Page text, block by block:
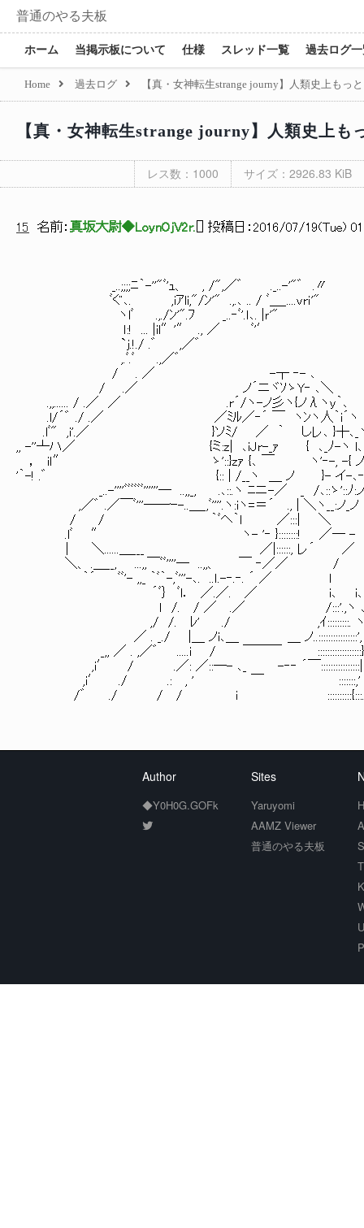
普通のやる夫板
ホーム 当掲示板について 仕様 スレッド一覧 過去ログ
Home 過去ログ 【真・女神転生strange journy】人類史上もっ
【真・女神転生strange journy】人類史上
レス数：1000 サイズ：2926.83 KiB
15 名前： 真坂大尉◆LoynOjV2r. ] 投稿日： 2016/07/19(Tue)
_..;;;;ﾆ｀-''"ﾞ'ｭ、 , /",／゛ ._..-'"゛ .〃
ﾞぐ､. ,iｱli,"/ﾝ'" .,.､ .. / ﾞ＿_....vrｉ'" .,..
ヽlﾞ .,./ﾝ'".ﾌ _..‐ﾞ'.ｌ､. |ｒ'" |, .ｌ ＿
ｌ:! ... |il″'″ ., ／ ﾞ'′ ゝ｀-｀-
`j.!./ .゛ ,／
,.ﾞ.ﾞ .,／゛ |
/ . ／ -┬ ‐- ､ ＿| ＼/＼/
/ .／ ノ´ニヾｿ
.,,...... / .／ ／ .r´/ヽ-ノ彡ヽ{ノλヽy
.l/´゛ ./ .／ ／ﾐﾙ／‐´ ￣ ヽﾝ
.lﾞ" ,i'.／ }ソﾐ/ ／ ｀ しレ､ }┼､_ヽ /
,, -''┴ハ／ {ミ:z| ､iJr-_ｧ { ､_ﾉ
， iｌ″ ゝ'::}zｧ {､ ￣ ヽ'‐-,
'｀-! .゛ {:: | /__ヽ ＿ ノ }- イ
_..-''''ﾞﾞﾞﾞﾞﾞ''''''― ..,,_, .､::.ヽ ﾆニ-／ _ /､::
,／゛ .／￣ﾞ'''――ｰ-..＿_,ﾞ''''.ヽ:iヽ=＝´ ., | ＼ヽ
/ / ｀ﾞヘ｀l ／:::| ＼ / ./
.lﾞ ″ ヽ- '‐ }::::::::! ／─ - ､ __.
│ ＼......＿___ ／|::::::, レ´
＼、 .＿__, ...,,￣ﾞﾞ''''― ..,,、 ￣ ‐
｀´ ﾞﾞ'- ,,_ ｀ﾞ｀-,ﾞ'''-､. ..ｌ.-‐.‐.
´ﾞ｝ ﾞl． ／.／. ／ i､
ｌ /. / ／ .／ /:::'.,ヽ ､ヽ
,/ /. ﾚ' ./ ,ｲ:::::::::. ヽ ::..
／ . _./ |＿ ノi､＿ ＿ ノ..::::::::::::::::', .＼ ::...
_,, ／ . ,／゛ .....i / ￣￣￣ ::::::::::::::::::} i￤::.
,i′ / .／: ／::─- ､_ -‐‐ ´￣
,i′ ./ .: , ' ￣ :::::::,' :::
/゛ ./ / / i
Author
◆Y0H0G.GOFk
Sites
Yaruyomi
AAMZ Viewer
普通のやる夫板